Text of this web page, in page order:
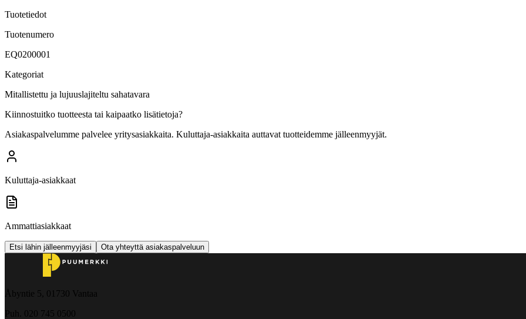
Tuotetiedot
Tuotenumero
EQ0200001
Kategoriat
Mitallistettu ja lujuuslajiteltu sahatavara
Kiinnostuitko tuotteesta tai kaipaatko lisätietoja?
Asiakaspalvelumme palvelee yritysasiakkaita. Kuluttaja-asiakkaita auttavat tuotteidemme jälleenmyyjät.
Kuluttaja-asiakkaat
Ammattiasiakkaat
Etsi lähin jälleenmyyjäsi Ota yhteyttä asiakaspalveluun
Åbyntie 5, 01730 Vantaa
Puh. 020 745 0500